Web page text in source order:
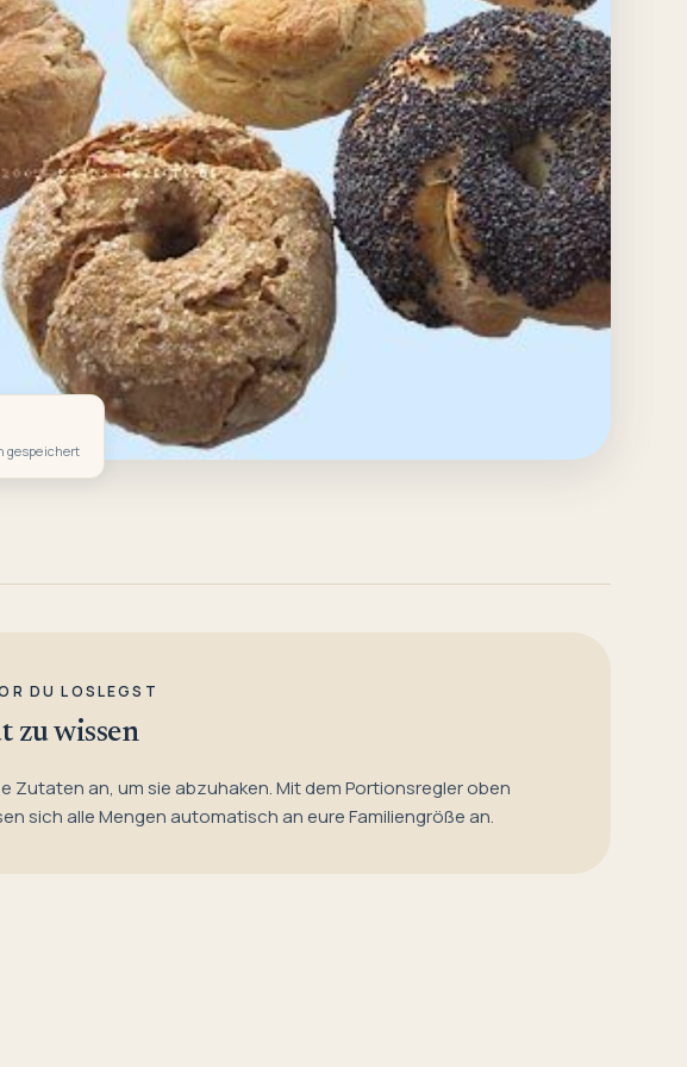
gespeichert
DU LOSLEGST
zu wissen
Zutaten an, um sie abzuhaken. Mit dem Portionsregler oben
sich alle Mengen automatisch an eure Familiengröße an.